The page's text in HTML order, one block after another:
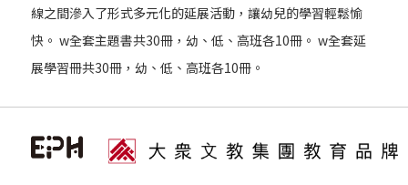
線之間滲入了形式多元化的延展活動，讓幼兒的學習輕鬆愉
快。 w全套主題書共30冊，幼、低、高班各10冊。 w全套延
展學習冊共30冊，幼、低、高班各10冊。